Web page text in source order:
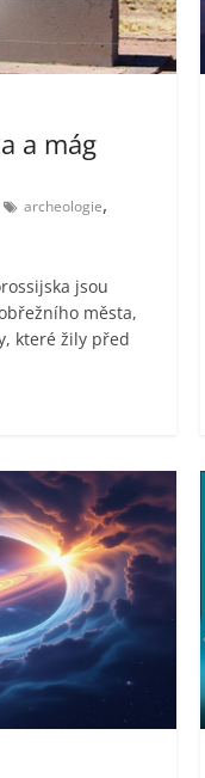
a mág
archeologie,
jsou
města,
které žily před